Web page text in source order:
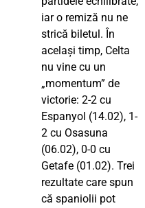
iar o remiză nu ne
strică biletul. În
același timp, Celta
nu vine cu un
„momentum” de
victorie: 2-2 cu
Espanyol (14.02), 1-
2 cu Osasuna
(06.02), 0-0 cu
Getafe (01.02). Trei
rezultate care spun
că spaniolii pot